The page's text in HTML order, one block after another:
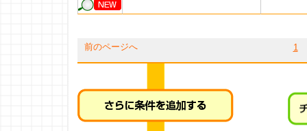
前のページへ 1